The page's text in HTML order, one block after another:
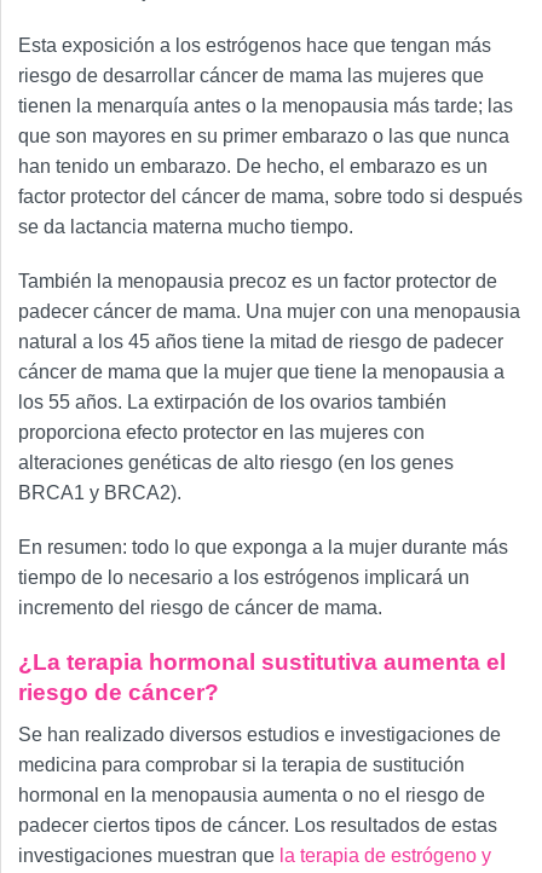
Esta exposición a los estrógenos hace que tengan más
riesgo de desarrollar cáncer de mama las mujeres que
tienen la menarquía antes o la menopausia más tarde; las
que son mayores en su primer embarazo o las que nunca
han tenido un embarazo. De hecho, el embarazo es un
factor protector del cáncer de mama, sobre todo si después
se da lactancia materna mucho tiempo.
También la menopausia precoz es un factor protector de
padecer cáncer de mama. Una mujer con una menopausia
natural a los 45 años tiene la mitad de riesgo de padecer
cáncer de mama que la mujer que tiene la menopausia a
los 55 años. La extirpación de los ovarios también
proporciona efecto protector en las mujeres con
alteraciones genéticas de alto riesgo (en los genes
BRCA1 y BRCA2).
En resumen: todo lo que exponga a la mujer durante más
tiempo de lo necesario a los estrógenos implicará un
incremento del riesgo de cáncer de mama.
¿La terapia hormonal sustitutiva aumenta el
riesgo de cáncer?
Se han realizado diversos estudios e investigaciones de
medicina para comprobar si la terapia de sustitución
hormonal en la menopausia aumenta o no el riesgo de
padecer ciertos tipos de cáncer. Los resultados de estas
investigaciones muestran que la terapia de estrógeno y